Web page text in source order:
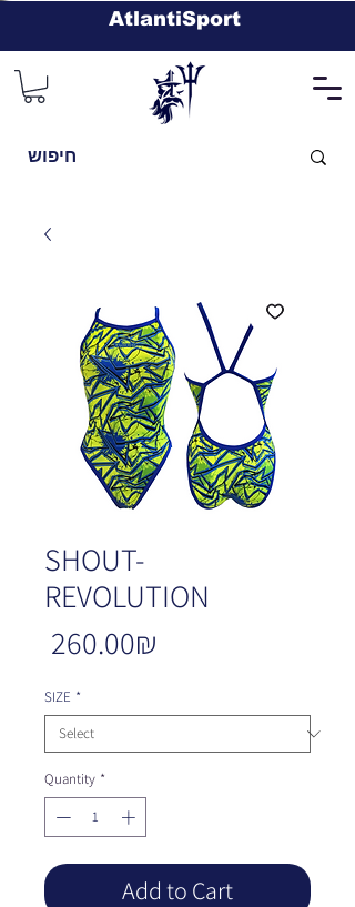
AtlantiSport
SHOUT-
REVOLUTION
‏260.00 ‏₪
SIZE *
Quantity *
Add to Cart